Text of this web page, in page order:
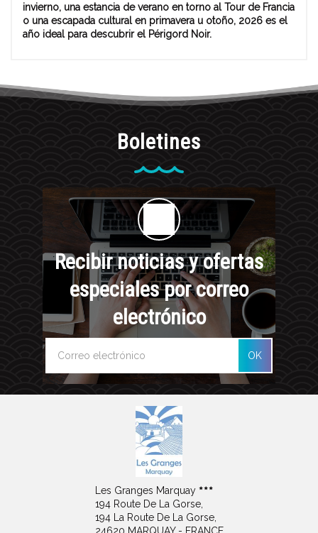
invierno, una estancia de verano en torno al Tour de Francia
o una escapada cultural en primavera u otoño, 2026 es el
año ideal para descubrir el Périgord Noir.
Boletines
Recibir noticias y ofertas
especiales por correo
electrónico
OK
Les Granges Marquay
194 Route De La Gorse,
194 La Route De La Gorse,